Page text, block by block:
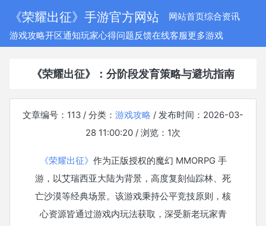
《荣耀出征》手游官方网站 网站首页综合资讯
游戏攻略开区通知玩家心得问题反馈在线客服更多游戏
《荣耀出征》：分阶段发育策略与避坑指南
文章编号：113 / 分类： 游戏攻略 / 发布时间：2026-03-
28 11:00:20 / 浏览： 1次
《荣耀出征》 作为正版授权的魔幻 MMORPG 手
游，以艾瑞西亚大陆为背景，高度复刻仙踪林、死
亡沙漠等经典场景。该游戏秉持公平竞技原则，核
心资源皆通过游戏内玩法获取，深受新老玩家青